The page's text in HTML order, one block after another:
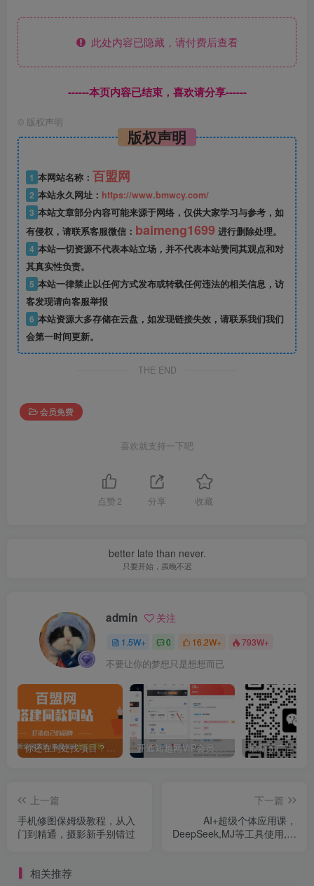
此处内容已隐藏，请付费后查看
------本页内容已结束，喜欢请分享------
© 版权声明
版权声明
1 本网站名称： 百盟网
2 本站永久网址： https://www.bmwcy.com/
3 本站文章部分内容可能来源于网络，仅供大家学习与参考，如
有侵权，请联系客服微信： baimeng1699 进行删除处理。
4 本站一切资源不代表本站立场，并不代表本站赞同其观点和对
其真实性负责。
5 本站一律禁止以任何方式发布或转载任何违法的相关信息，访
客发现请向客服举报
6 本站资源大多存储在云盘，如发现链接失效，请联系我们我们
会第一时间更新。
THE END
会员免费
喜欢就支持一下吧
点赞 2 分享 收藏
better late than never.
只要开始，虽晚不迟
admin 关注
1.5W+ 0 16.2W+ 793W+
不要让你的梦想只是想想而已
你还在到处找项目？还在当韭菜？我靠卖项目一个月收入5万+，曾经我也是个失败者。 开通知越网VIP会员，尊享全站资源免费下载，享70%的推广提成！！【限时五折优惠】
上一篇
手机修图保姆级教程，从入
门到精通，摄影新手别错过
下一篇
AI+超级个体应用课，
DeepSeek,MJ等工具使用,拆
相关推荐